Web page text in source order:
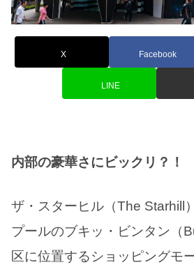
X Facebook
LINE
内部の豪華さにビックリ？！
ザ・スターヒル（The Starhill
プールのブキッ・ビンタン（
区に位置するショッピングモ